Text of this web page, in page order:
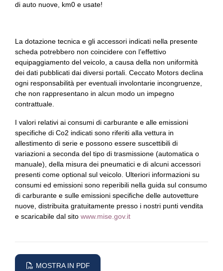
di auto nuove, km0 e usate!
La dotazione tecnica e gli accessori indicati nella presente
scheda potrebbero non coincidere con l’effettivo
equipaggiamento del veicolo, a causa della non uniformità
dei dati pubblicati dai diversi portali. Ceccato Motors declina
ogni responsabilità per eventuali involontarie incongruenze,
che non rappresentano in alcun modo un impegno
contrattuale.
I valori relativi ai consumi di carburante e alle emissioni
specifiche di Co2 indicati sono riferiti alla vettura in
allestimento di serie e possono essere suscettibili di
variazioni a seconda del tipo di trasmissione (automatica o
manuale), della misura dei pneumatici e di alcuni accessori
presenti come optional sul veicolo. Ulteriori informazioni su
consumi ed emissioni sono reperibili nella guida sul consumo
di carburante e sulle emissioni specifiche delle autovetture
nuove, distribuita gratuitamente presso i nostri punti vendita
e scaricabile dal sito www.mise.gov.it
MOSTRA IN PDF